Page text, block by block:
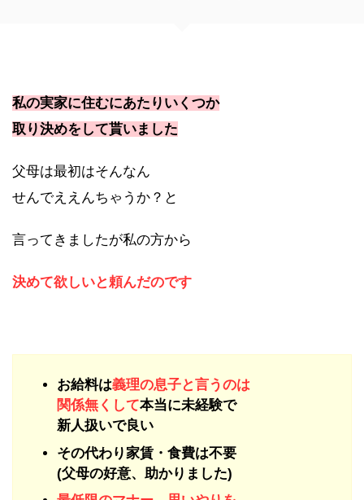
私の実家に住むにあたりいくつか
取り決めをして貰いました
父母は最初はそんなん
せんでええんちゃうか？と
言ってきましたが私の方から
決めて欲しいと頼んだのです
お給料は義理の息子と言うのは
関係無くして本当に未経験で
新人扱いで良い
その代わり家賃・食費は不要
(父母の好意、助かりました)